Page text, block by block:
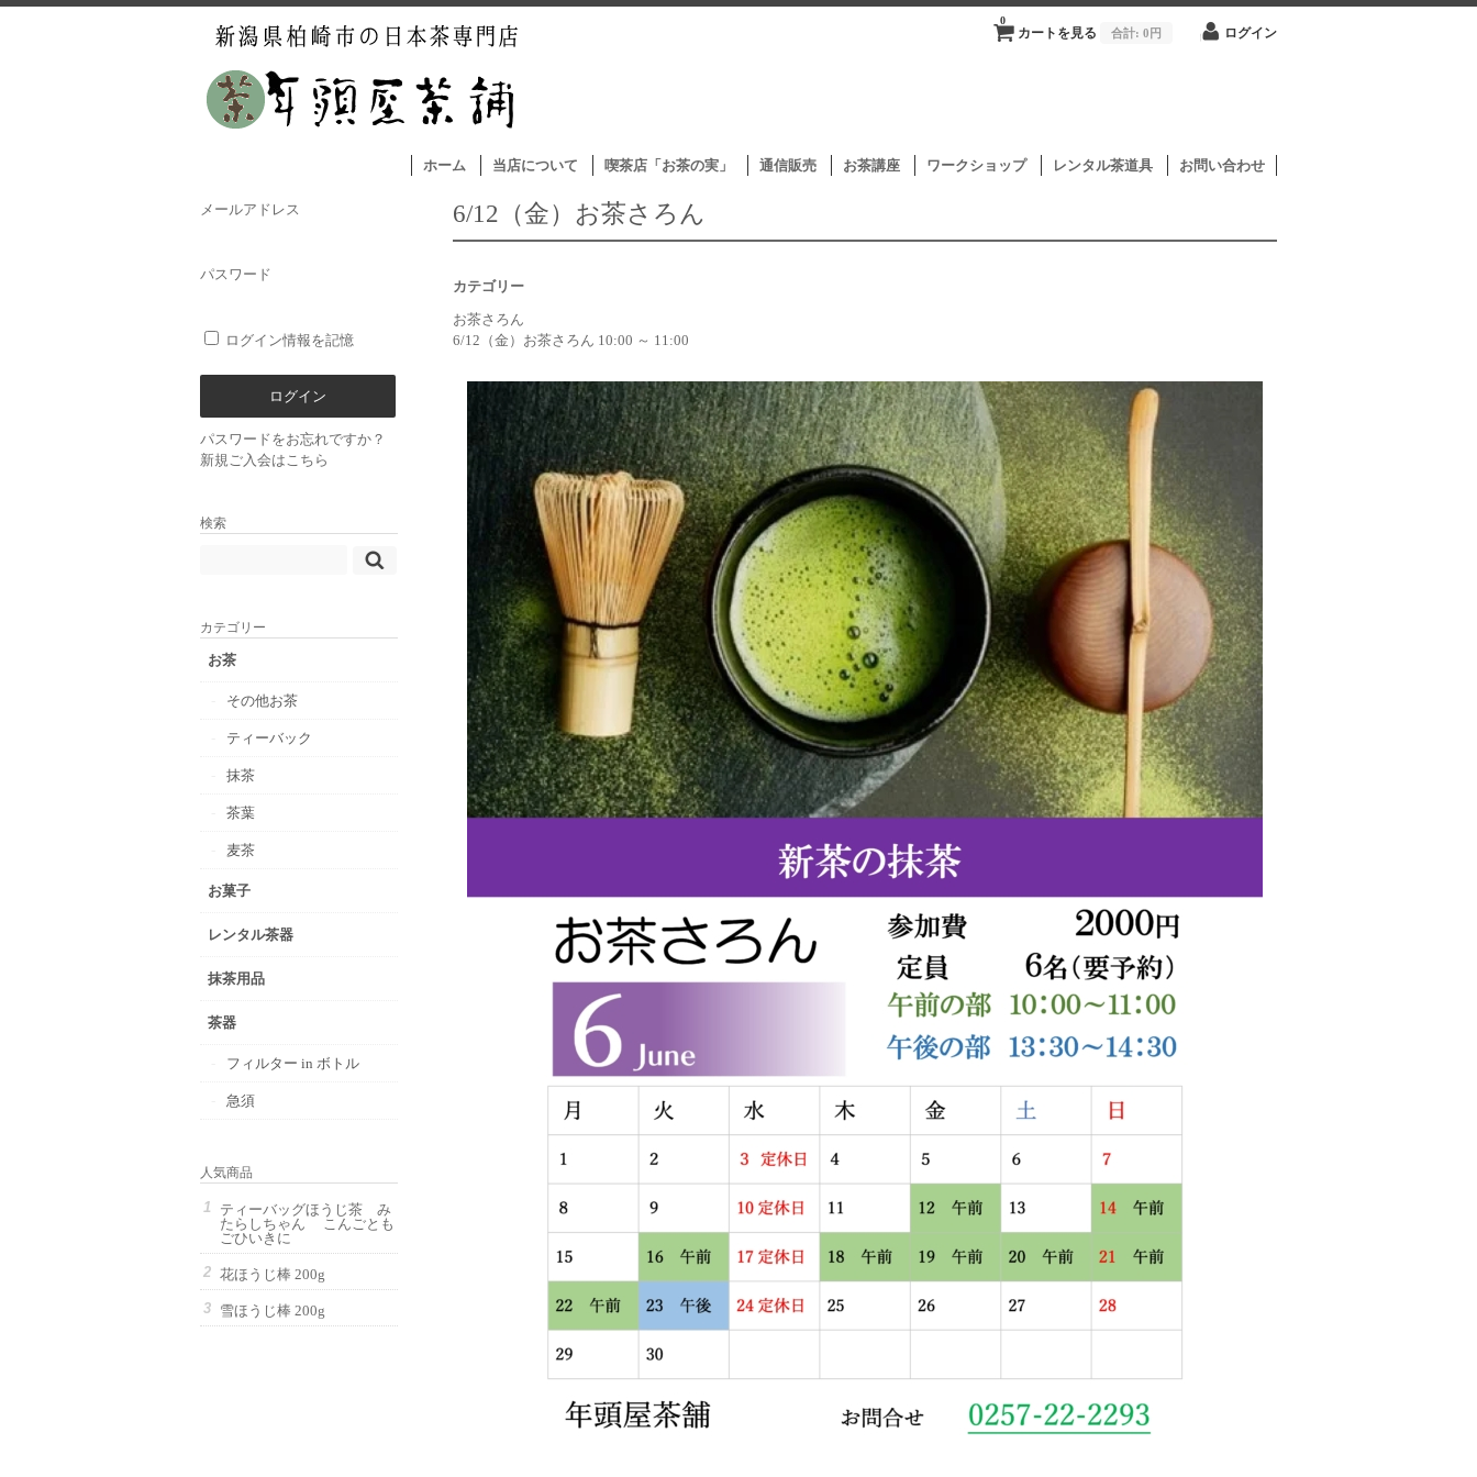
カートを見る
0
合計: 0円 ログイン
ホーム 当店について 喫茶店「お茶の実」 通信販売 お茶講座 ワークショップ レンタル茶道具 お問い合わせ
6/12（金）お茶さろん
カテゴリー
お茶さろん
6/12（金）お茶さろん 10:00 ～ 11:00
メールアドレス
パスワード
ログイン情報を記憶
パスワードをお忘れですか？
新規ご入会はこちら
検索
カテゴリー
お茶
その他お茶
ティーバック
抹茶
茶葉
麦茶
お菓子
レンタル茶器
抹茶用品
茶器
フィルター in ボトル
急須
人気商品
ティーバッグほうじ茶 み
たらしちゃん こんごとも
ごひいきに
花ほうじ棒 200g
雪ほうじ棒 200g